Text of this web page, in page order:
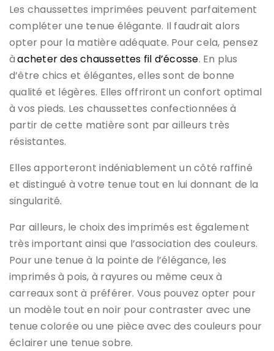
Les chaussettes imprimées peuvent parfaitement
compléter une tenue élégante. Il faudrait alors
opter pour la matière adéquate. Pour cela, pensez
àacheter des chaussettes fil d’écosse. En plus
d’être chics et élégantes, elles sont de bonne
qualité et légères. Elles offriront un confort optimal
à vos pieds. Les chaussettes confectionnées à
partir de cette matière sont par ailleurs très
résistantes.
Elles apporteront indéniablement un côté raffiné
et distingué à votre tenue tout en lui donnant de la
singularité.
Par ailleurs, le choix des imprimés est également
très important ainsi que l’association des couleurs.
Pour une tenue à la pointe de l’élégance, les
imprimés à pois, à rayures ou même ceux à
carreaux sont à préférer. Vous pouvez opter pour
un modèle tout en noir pour contraster avec une
tenue colorée ou une pièce avec des couleurs pour
éclairer une tenue sobre.